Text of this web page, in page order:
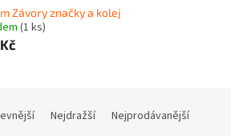
Závory značky a kolej
(1 ks)
Nejdražší
Nejprodávanější